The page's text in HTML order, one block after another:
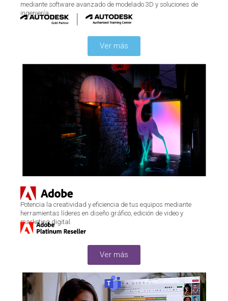
mediante software avanzado de modelado 3D y soluciones de
ingeniería.
Ver más
Potencia la creatividad y eficiencia de tus equipos mediante
herramientas líderes en diseño gráfico, edición de video y
marketing digital.
Ver más